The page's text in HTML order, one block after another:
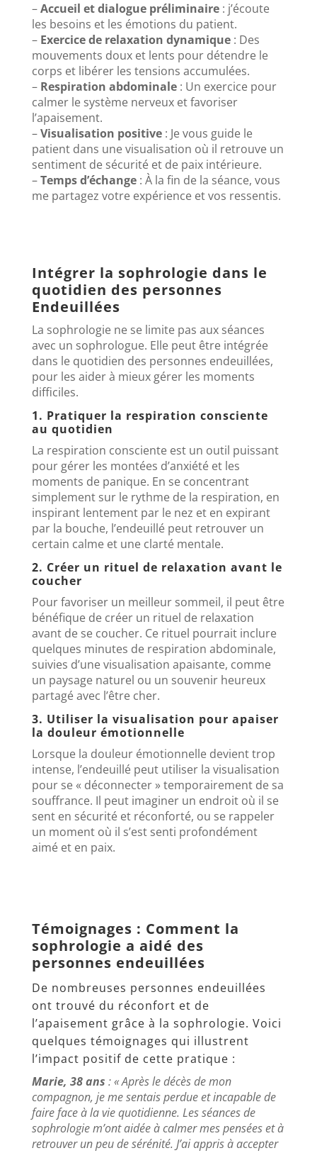
–Accueil et dialogue préliminaire: j’écoute
les besoins et les émotions du patient.
– Exercice de relaxation dynamique: Des
mouvements doux et lents pour détendre le
corps et libérer les tensions accumulées.
– Respiration abdominale: Un exercice pour
calmer le système nerveux et favoriser
l’apaisement.
–Visualisation positive: Je vous guide le
patient dans une visualisation où il retrouve un
sentiment de sécurité et de paix intérieure.
–Temps d’échange: À la fin de la séance, vous
me partagez votre expérience et vos ressentis.
Intégrer la sophrologie dans le
quotidien des personnes
Endeuillées
La sophrologie ne se limite pas aux séances
avec un sophrologue. Elle peut être intégrée
dans le quotidien des personnes endeuillées,
pour les aider à mieux gérer les moments
difficiles.
1. Pratiquer la respiration consciente
au quotidien
La respiration consciente est un outil puissant
pour gérer les montées d’anxiété et les
moments de panique. En se concentrant
simplement sur le rythme de la respiration, en
inspirant lentement par le nez et en expirant
par la bouche, l’endeuillé peut retrouver un
certain calme et une clarté mentale.
2. Créer un rituel de relaxation avant le
coucher
Pour favoriser un meilleur sommeil, il peut être
bénéfique de créer un rituel de relaxation
avant de se coucher. Ce rituel pourrait inclure
quelques minutes de respiration abdominale,
suivies d’une visualisation apaisante, comme
un paysage naturel ou un souvenir heureux
partagé avec l’être cher.
3. Utiliser la visualisation pour apaiser
la douleur émotionnelle
Lorsque la douleur émotionnelle devient trop
intense, l’endeuillé peut utiliser la visualisation
pour se « déconnecter » temporairement de sa
souffrance. Il peut imaginer un endroit où il se
sent en sécurité et réconforté, ou se rappeler
un moment où il s’est senti profondément
aimé et en paix.
Témoignages : Comment la
sophrologie a aidé des
personnes endeuillées
De nombreuses personnes endeuillées
ont trouvé du réconfort et de
l’apaisement grâce à la sophrologie. Voici
quelques témoignages qui illustrent
l’impact positif de cette pratique :
Marie, 38 ans : « Après le décès de mon
compagnon, je me sentais perdue et incapable de
faire face à la vie quotidienne. Les séances de
sophrologie m’ont aidée à calmer mes pensées et à
retrouver un peu de sérénité. J’ai appris à accepter